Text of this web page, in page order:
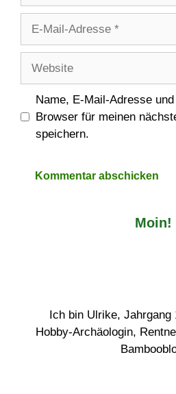
Adresse
Name, E-Mail-Adresse
Browser für meinen
speichern.
Moin!
Ich bin Ulrike, Jahrgang
Hobby-Archäologin,